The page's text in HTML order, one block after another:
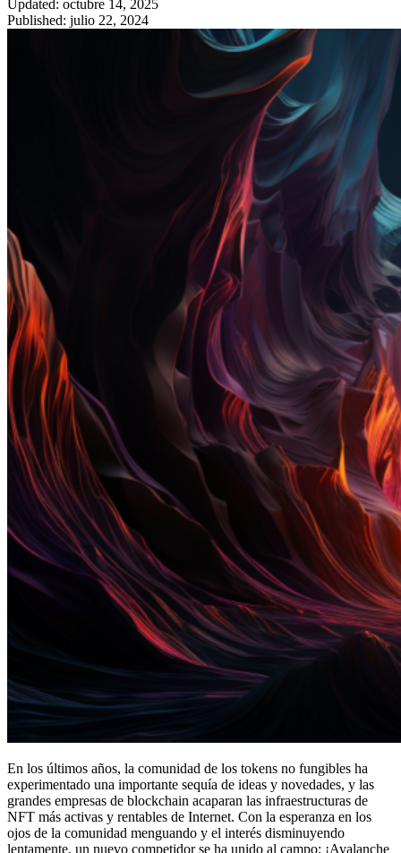
Updated: octubre 14, 2025
Published: julio 22, 2024
En los últimos años, la comunidad de los tokens no fungibles ha
experimentado una importante sequía de ideas y novedades, y las
grandes empresas de blockchain acaparan las infraestructuras de
NFT más activas y rentables de Internet. Con la esperanza en los
ojos de la comunidad menguando y el interés disminuyendo
lentamente, un nuevo competidor se ha unido al campo: ¡Avalanche